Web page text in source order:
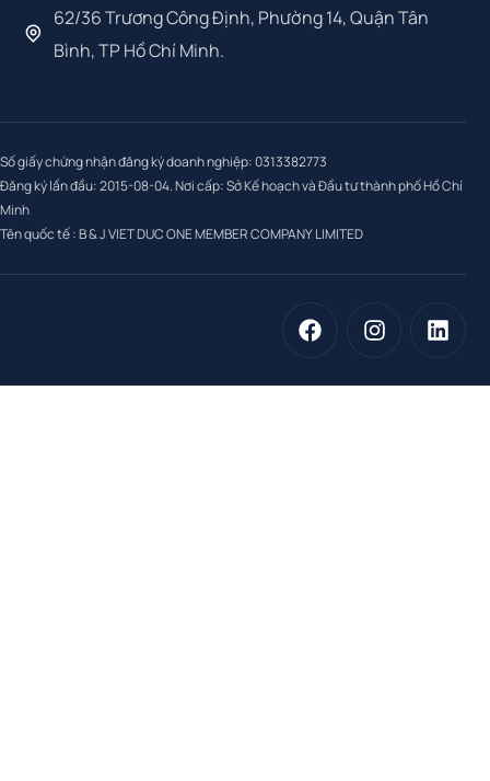
62/36 Trương Công Định, Phường 14, Quận Tân
Bình, TP Hồ Chí Minh.
Số giấy chứng nhận đăng ký doanh nghiệp: 0313382773
Đăng ký lần đầu: 2015-08-04. Nơi cấp: Sở Kế hoạch và Đầu tư thành phố Hồ Chí
Minh
Tên quốc tế : B & J VIET DUC ONE MEMBER COMPANY LIMITED